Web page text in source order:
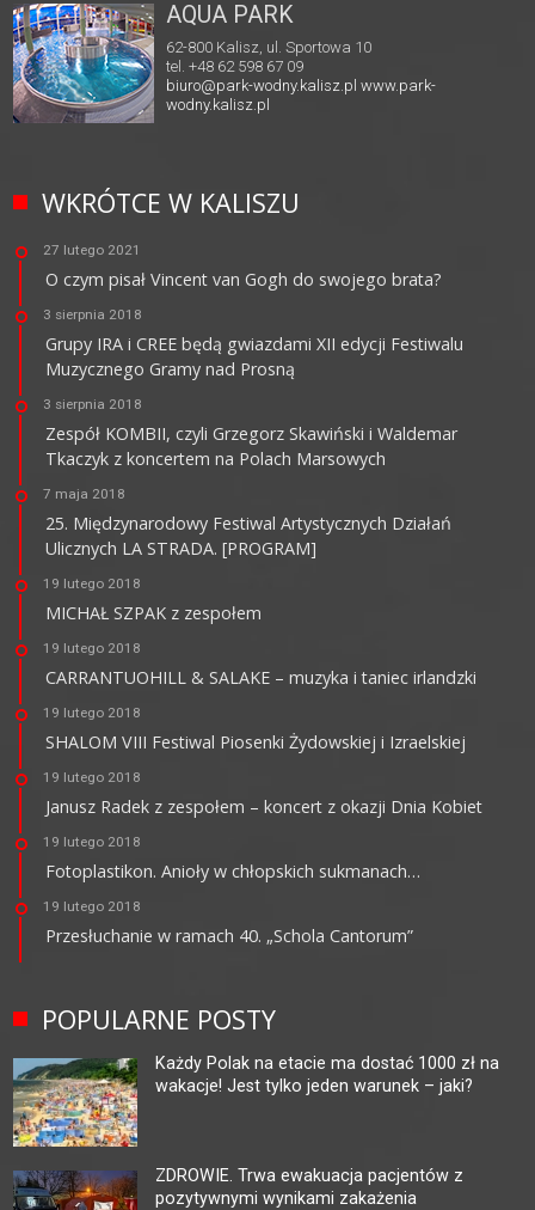
AQUA PARK
62-800 Kalisz, ul. Sportowa 10
tel. +48 62 598 67 09
biuro@park-wodny.kalisz.pl www.park-
wodny.kalisz.pl
WKRÓTCE W KALISZU
27 lutego 2021
O czym pisał Vincent van Gogh do swojego brata?
3 sierpnia 2018
Grupy IRA i CREE będą gwiazdami XII edycji Festiwalu
Muzycznego Gramy nad Prosną
3 sierpnia 2018
Zespół KOMBII, czyli Grzegorz Skawiński i Waldemar
Tkaczyk z koncertem na Polach Marsowych
7 maja 2018
25. Międzynarodowy Festiwal Artystycznych Działań
Ulicznych LA STRADA. [PROGRAM]
19 lutego 2018
MICHAŁ SZPAK z zespołem
19 lutego 2018
CARRANTUOHILL & SALAKE – muzyka i taniec irlandzki
19 lutego 2018
SHALOM VIII Festiwal Piosenki Żydowskiej i Izraelskiej
19 lutego 2018
Janusz Radek z zespołem – koncert z okazji Dnia Kobiet
19 lutego 2018
Fotoplastikon. Anioły w chłopskich sukmanach…
19 lutego 2018
Przesłuchanie w ramach 40. „Schola Cantorum”
POPULARNE POSTY
Każdy Polak na etacie ma dostać 1000 zł na
wakacje! Jest tylko jeden warunek – jaki?
ZDROWIE. Trwa ewakuacja pacjentów z
pozytywnymi wynikami zakażenia